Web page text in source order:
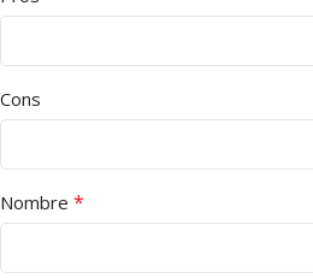
Cons
Nombre *